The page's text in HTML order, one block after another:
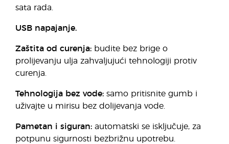
sata rada.
USB napajanje.
Zaštita od curenja: budite bez brige o
prolijevanju ulja zahvaljujući tehnologiji protiv
curenja.
Tehnologija bez vode: samo pritisnite gumb i
uživajte u mirisu bez dolijevanja vode.
Pametan i siguran: automatski se isključuje, za
potpunu sigurnosti bezbrižnu upotrebu.